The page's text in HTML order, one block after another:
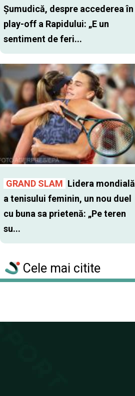
Șumudică, despre accederea în
play-off a Rapidului: „E un
sentiment de feri...
GRAND SLAM Lidera mondială
a tenisului feminin, un nou duel
cu buna sa prietenă: „Pe teren
su...
Cele mai citite